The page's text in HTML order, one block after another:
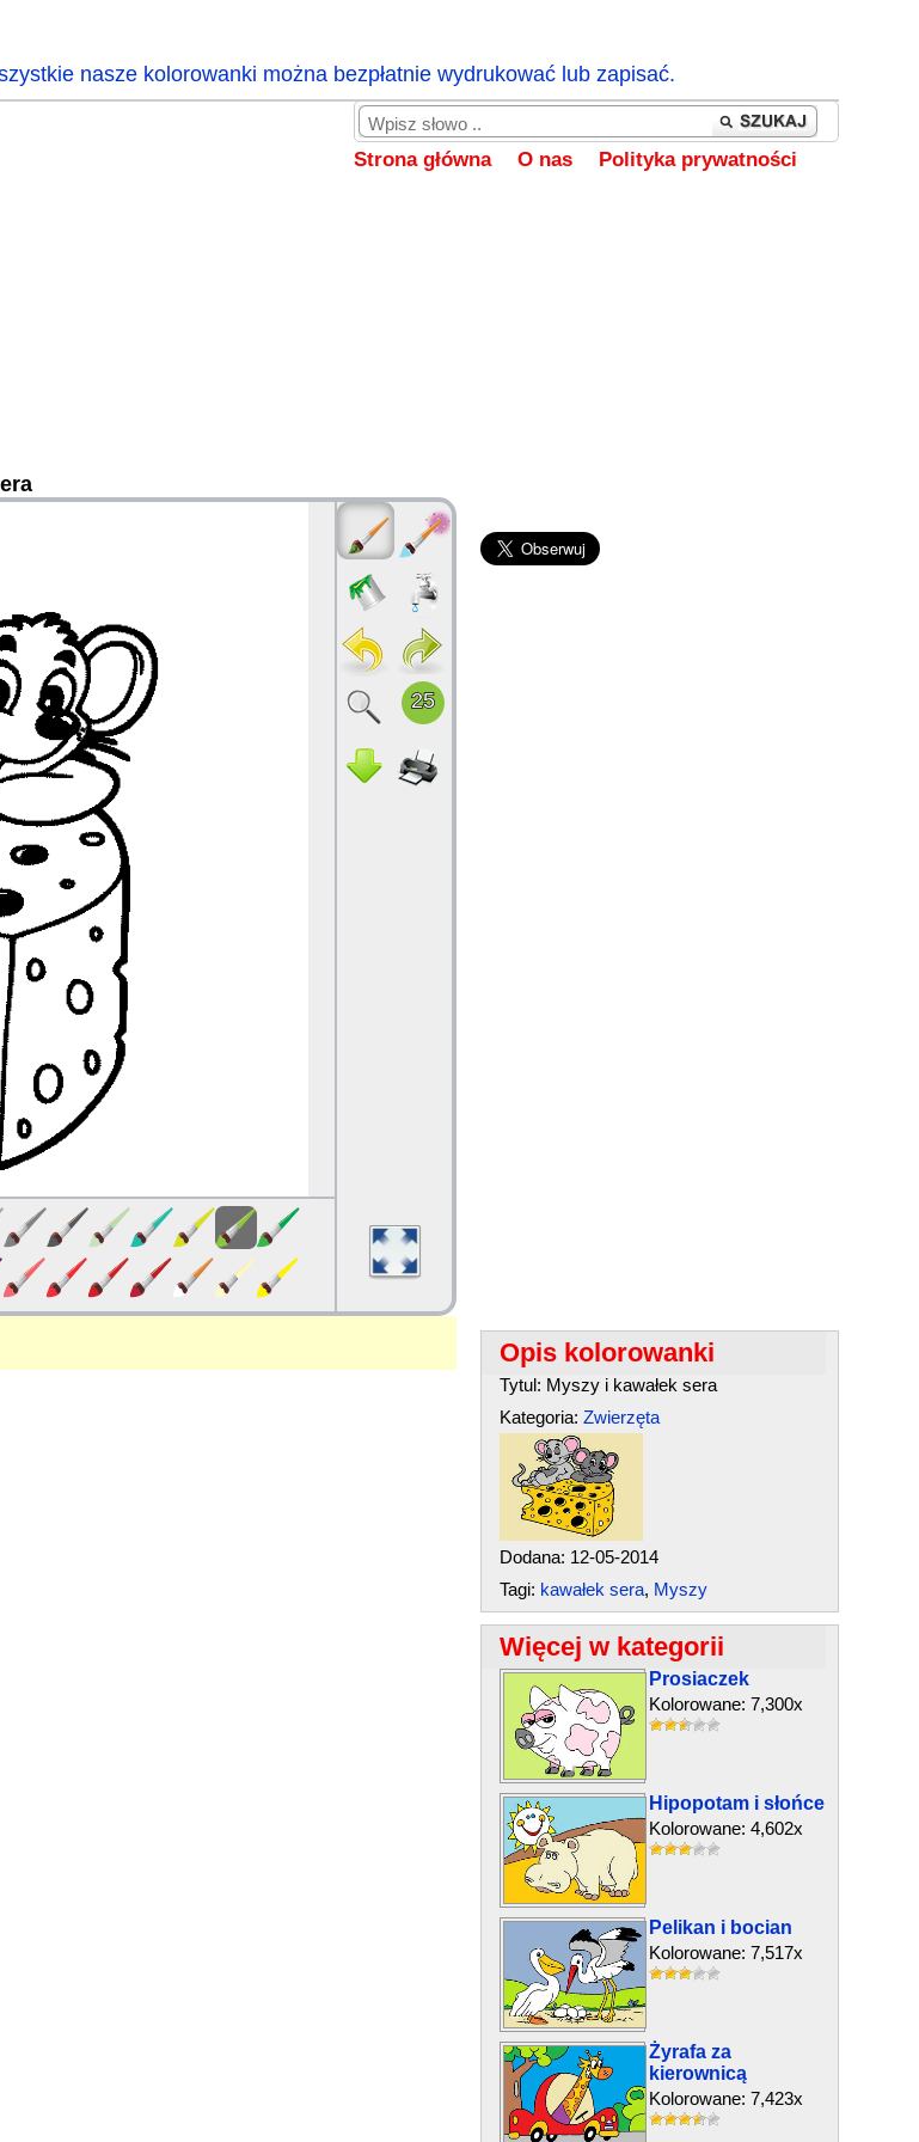
nasze kolorowanki można bezpłatnie wydrukować lub zapisać.
Strona główna O nas Polityka prywatności
Opis kolorowanki
Tytul: Myszy i kawałek sera
Kategoria: Zwierzęta
Dodana: 12-05-2014
Tagi: kawałek sera, Myszy
Więcej w kategorii
Prosiaczek
Kolorowane: 7,300x
Hipopotam i słońce
Kolorowane: 4,602x
Pelikan i bocian
Kolorowane: 7,517x
Żyrafa za
kierownicą
Kolorowane: 7,423x